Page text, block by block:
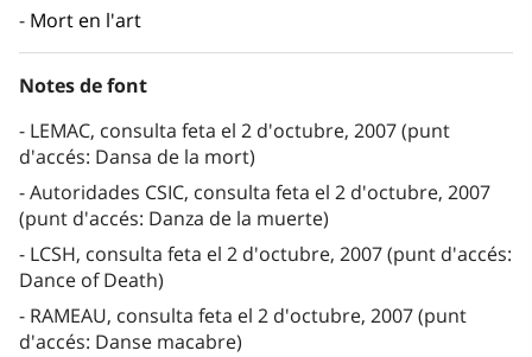
Mort en l'art
Notes de font
LEMAC, consulta feta el 2 d'octubre, 2007 (punt
d'accés: Dansa de la mort)
Autoridades CSIC, consulta feta el 2 d'octubre, 2007
(punt d'accés: Danza de la muerte)
LCSH, consulta feta el 2 d'octubre, 2007 (punt d'accés:
Dance of Death)
RAMEAU, consulta feta el 2 d'octubre, 2007 (punt
d'accés: Danse macabre)